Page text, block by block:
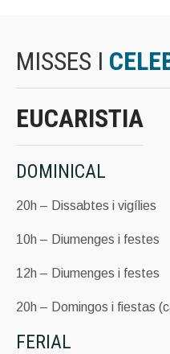
MISSES I
EUCARISTIA
DOMINICAL
20h – Dissabtes i vigílies
10h – Diumenges i festes
12h – Diumenges i festes
20h – Domingos i fiestas
FERIAL